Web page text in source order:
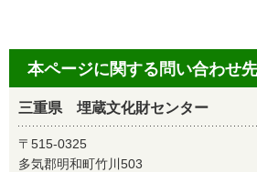
本ページに関する問い合わせ先
三重県 埋蔵文化財センター
〒515-0325
多気郡明和町竹川503